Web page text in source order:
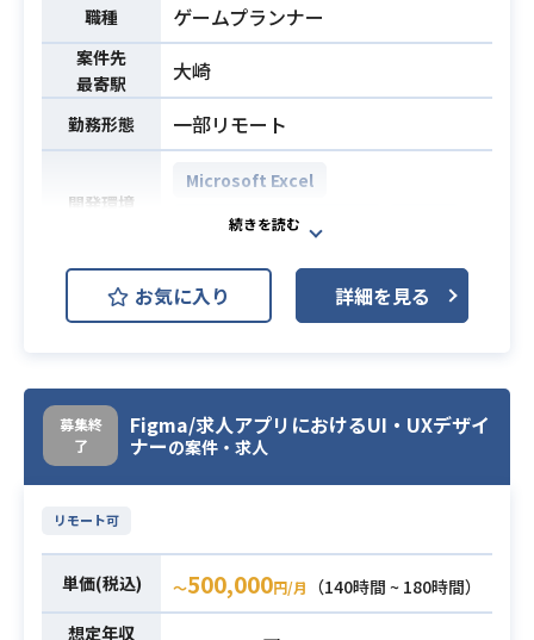
必須スキル
・スマートフォンゲームの開発経験
3年以上
・要件定義書をもとに仕様書を作成
するスキル
・立場の異なる人と協調しながら業
務を進行できるコミュニケーション
・Word、Excel、PowerPointの基本
的な操作スキル
職種 ゲームプランナー
案件先
最寄駅
大崎
勤務形態 一部リモート
開発環境
Microsoft Excel
Microsoft PowerPoint
業務内容
モバイル端末向けロールプレイング
ゲームにおける運営施策の策定、
案、日々の運用業務まで一貫してご
対応いただく想定です。
顧客が目を通す内容になるため、丁
【仕事内容】
下記の業務を担っていただく想定で
す。
お気に入り 詳細を見る
募集終
了
Figma/求人アプリにおけるUI・UXデザイ
ナーの案件・求人
リモート可
単価(税込) 〜500,000円/月
（140時間 ~ 180時間）
想定年収